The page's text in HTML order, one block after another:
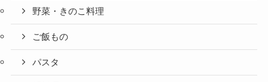
野菜・きのこ料理
ご飯もの
パスタ